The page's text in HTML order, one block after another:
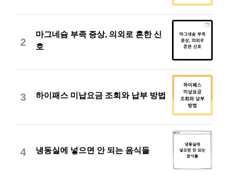
2
마그네슘 부족 증상, 의외로 흔한 신
호
3 하이패스 미납요금 조회와 납부 방법
4 냉동실에 넣으면 안 되는 음식들